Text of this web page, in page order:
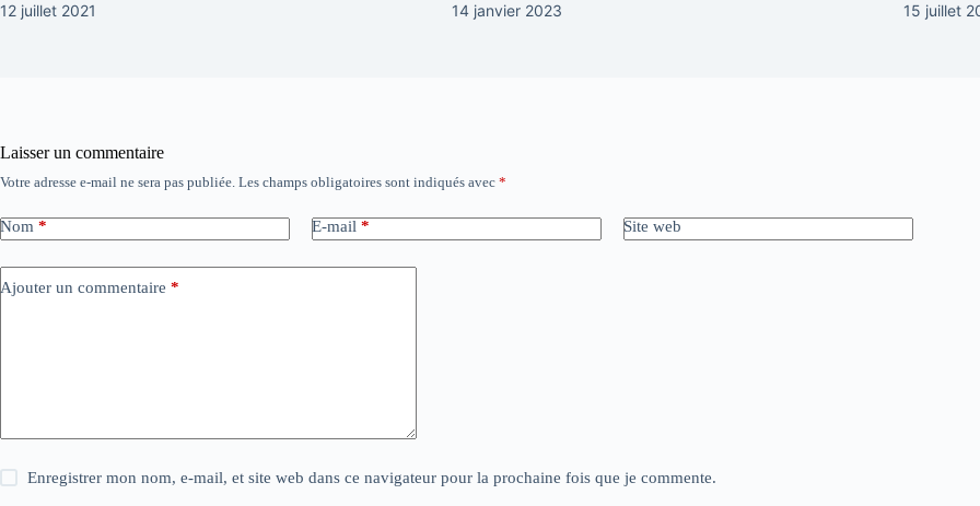
12 juillet 2021 14 janvier 2023 15 juillet
Laisser un commentaire
Votre adresse e-mail ne sera pas publiée. Les champs obligatoires sont indiqués avec *
Nom * E-mail * Site web
Ajouter un commentaire *
Enregistrer mon nom, e-mail, et site web dans ce navigateur pour la prochaine fois que je commente.